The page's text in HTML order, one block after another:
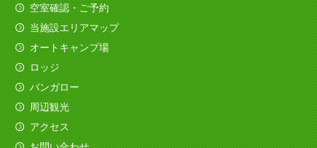
2021年4月4日
ソロキャンプの季節ですね！
今日は素敵なバイクのお客様がみえました、寒さ
も吹き飛ばしてくれました。
（すべてを赤色でコーディネイト！いいですね
～）
2020年12月11日
空室確認・ご予約
当施設エリアマップ
オートキャンプ場
ロッジ
バンガロー
周辺観光
アクセス